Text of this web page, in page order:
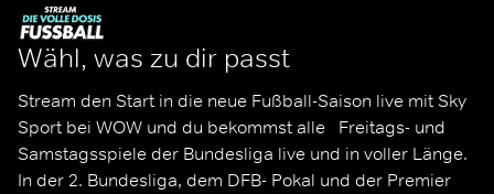
Wähl, was zu dir passt
Stream den Start in die neue Fußball-Saison live mit Sky
Sport bei WOW und du bekommst alle   Freitags- und
Samstagsspiele der Bundesliga live und in voller Länge.
In der 2. Bundesliga, dem DFB- Pokal und der Premier